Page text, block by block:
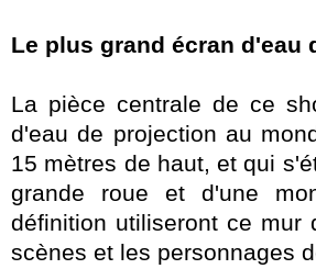
Le plus grand écran d'eau
La pièce centrale de ce
d'eau de projection au
15 mètres de haut, et qui
grande roue et d'une
définition utiliseront ce mur
scènes et les personnages